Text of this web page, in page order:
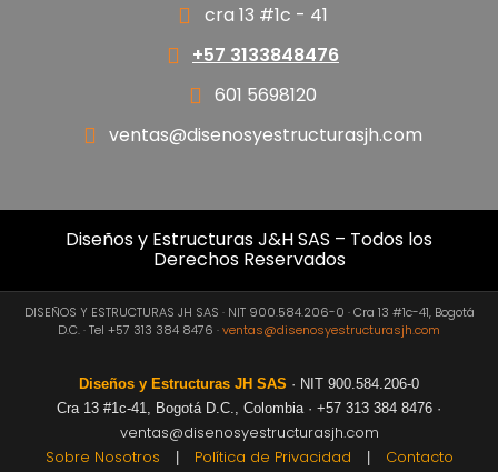
cra 13 #1c - 41
+57 3133848476
601 5698120
ventas@disenosyestructurasjh.com
Diseños y Estructuras J&H SAS – Todos los
Derechos Reservados
DISEÑOS Y ESTRUCTURAS JH SAS · NIT 900.584.206-0 · Cra 13 #1c-41, Bogotá
D.C. · Tel +57 313 384 8476 ·ventas@disenosyestructurasjh.com
Diseños y Estructuras JH SAS · NIT 900.584.206-0
Cra 13 #1c-41, Bogotá D.C., Colombia · +57 313 384 8476 ·
ventas@disenosyestructurasjh.com
Sobre Nosotros
Política de Privacidad Contacto